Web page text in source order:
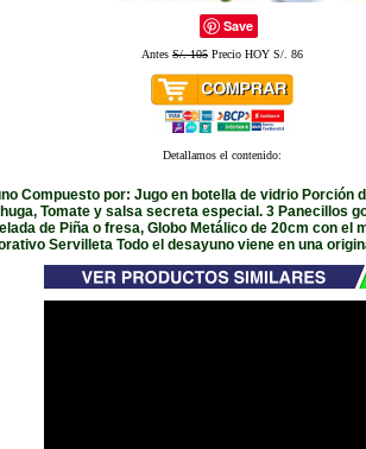
Save
Antes S/. 105 Precio HOY S/. 86
Detallamos el contenido:
Compuesto por: Jugo en botella de vidrio Porción
Tomate y salsa secreta especial. 3 Panecillos
de Piña o fresa, Globo Metálico de 20cm con el
Servilleta Todo el desayuno viene en una